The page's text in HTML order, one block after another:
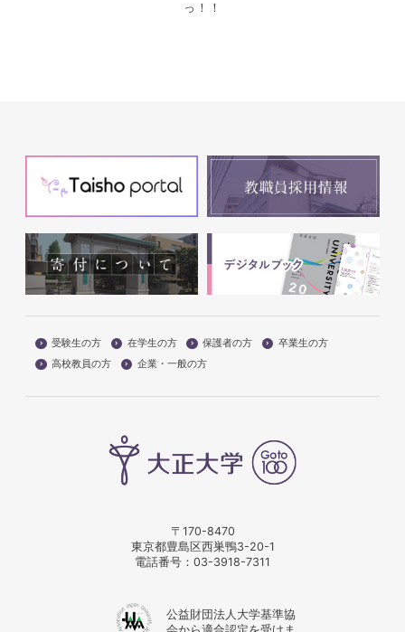
っ！！
受験生の方 在学生の方 保護者の方
卒業生の方
高校教員の方
企業・一般の方
〒170-8470
東京都豊島区西巣鴨3-20-1
電話番号： 03-3918-7311
公益財団法人大学基準協